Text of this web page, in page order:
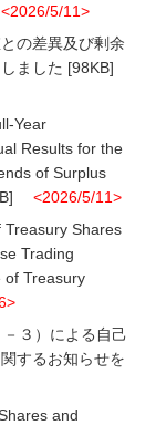
<2026/5/11>
の差異及び剰余
ました [98KB]
Year
Results for the
of Surplus
<2026/5/11>
Treasury Shares
Trading
of Treasury
３）による自己
するお知らせを
and